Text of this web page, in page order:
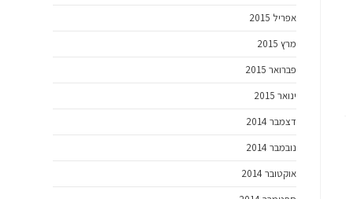
אפריל 2015
מרץ 2015
פברואר 2015
ינואר 2015
דצמבר 2014
נובמבר 2014
אוקטובר 2014